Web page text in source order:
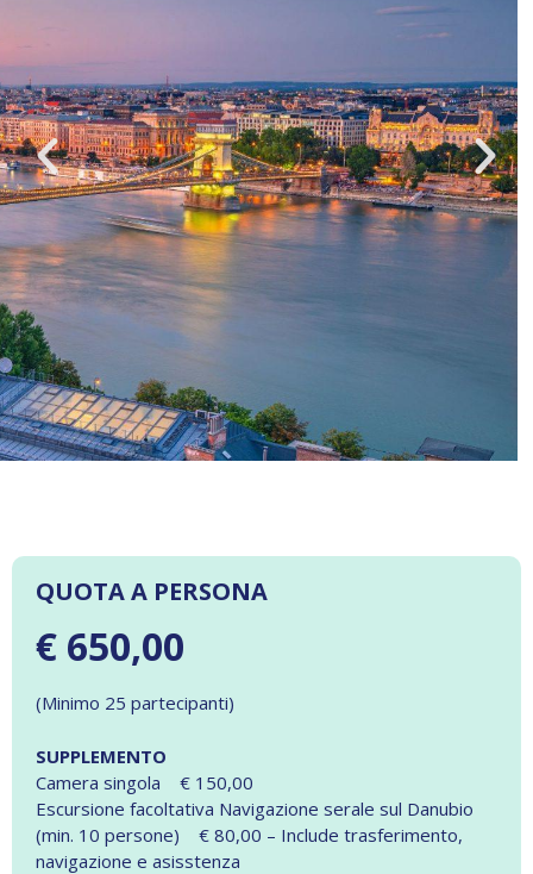
QUOTA A PERSONA
€ 650,00
(Minimo 25 partecipanti)
SUPPLEMENTO
Camera singola € 150,00
Escursione facoltativa Navigazione serale sul Danubio
(min. 10 persone) € 80,00 – Include trasferimento,
navigazione e asisstenza